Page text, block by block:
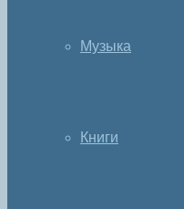
Музыка
Книги